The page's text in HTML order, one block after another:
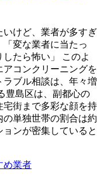
いけど、業者が多すぎ
変な業者に当たっ
たら怖い」 このよ
アコンクリーニングを
ブル相談は、年々増
豊島区は、副都心の
街まで多彩な顔を持
単独世帯の割合は約
ンが密集していると